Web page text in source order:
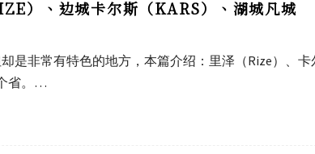
）、边城卡尔斯（KARS）、湖城凡城
是非常有特色的地方，本篇介绍：里泽（Rize）、卡
省。…